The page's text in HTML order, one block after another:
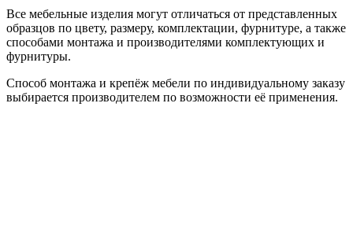
Все мебельные изделия могут отличаться от представленных
образцов по цвету, размеру, комплектации, фурнитуре, а также
способами монтажа и производителями комплектующих и
фурнитуры.
Способ монтажа и крепёж мебели по индивидуальному заказу
выбирается производителем по возможности её применения.